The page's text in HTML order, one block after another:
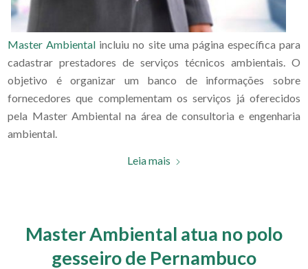
Master Ambiental incluiu no site uma página específica para
cadastrar prestadores de serviços técnicos ambientais. O
objetivo é organizar um banco de informações sobre
fornecedores que complementam os serviços já oferecidos
pela Master Ambiental na área de consultoria e engenharia
ambiental.
Leia mais
Master Ambiental atua no polo
gesseiro de Pernambuco